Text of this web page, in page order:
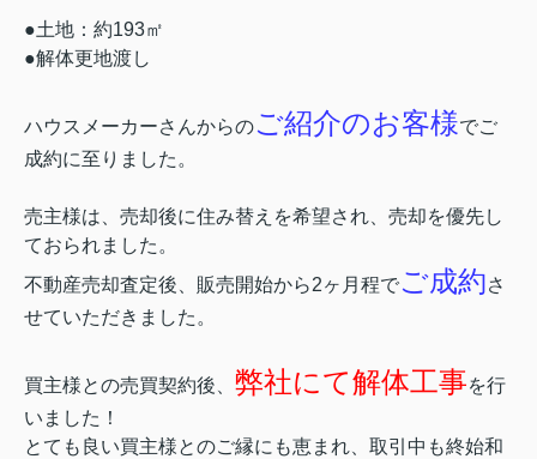
●土地：約193㎡
●解体更地渡し
ハウスメーカーさんからのご紹介のお客様でご
成約に至りました。
売主様は、売却後に住み替えを希望され、売却を優先し
ておられました。
不動産売却査定後、販売開始から2ヶ月程でご成約さ
せていただきました。
買主様との売買契約後、 弊社にて解体工事を行
いました！
とても良い買主様とのご縁にも恵まれ、取引中も終始和